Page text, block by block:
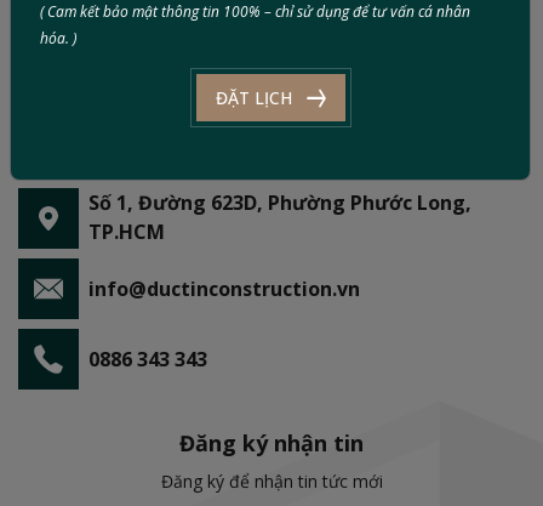
Số 1, Đường 623D, Phường Phước Long,
TP.HCM
info@ductinconstruction.vn
0886 343 343
Đăng ký nhận tin
Đăng ký để nhận tin tức mới
( Cam kết bảo mật thông tin 100% – chỉ sử dụng để tư vấn cá nhân
hóa. )
ĐẶT LỊCH